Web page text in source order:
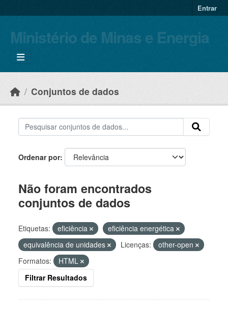
Entrar
Ministério de Minas e Energia
Conjuntos de dados
Ordenar por
Não foram encontrados
conjuntos de dados
Etiquetas: eficiência
eficiência energética
equivalência de unidades
Licenças:
other-open
Formatos:
HTML
Filtrar Resultados